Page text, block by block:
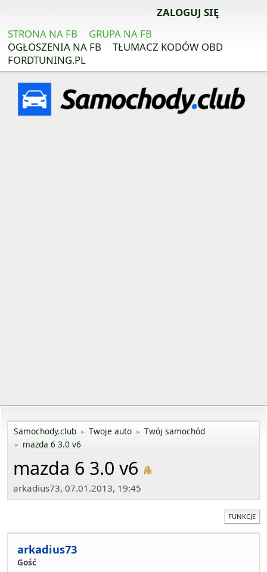
ZALOGUJ SIĘ
STRONA NA FB
GRUPA NA FB
OGŁOSZENIA NA FB
TŁUMACZ KODÓW OBD
FORDTUNING.PL
Samochody.club ► Twoje auto ► Twój samochód
► mazda 6 3.0 v6
mazda 6 3.0 v6
arkadius73, 07.01.2013, 19:45
FUNKCJE
arkadius73
Gość